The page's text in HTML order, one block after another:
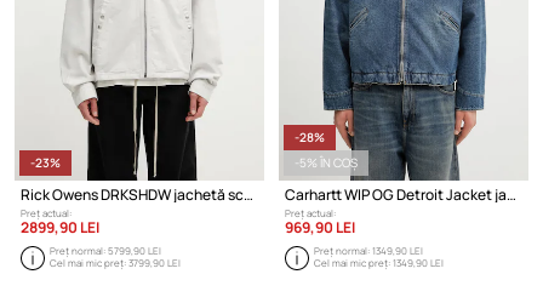
-23%
Rick Owens DRKSHDW jachetă scurtă din bumbac pentru bărbați
Preț actual:
2899,90 LEI
Preț normal:5799,90 LEI
Cel mai mic preț:3799,90 LEI
-28%
-5% ÎN COȘ
Carhartt WIP OG Detroit Jacket jachetă denim bărbați
Preț actual:
969,90 LEI
Preț normal:1349,90 LEI
Cel mai mic preț:1349,90 LEI